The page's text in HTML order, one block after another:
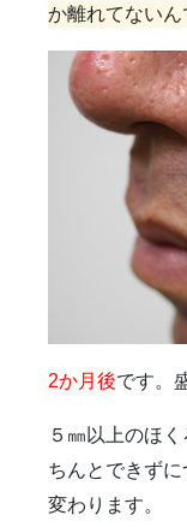
か離れてないん
2か月後です。
５㎜以上のほ
ちんとできず
変わります。